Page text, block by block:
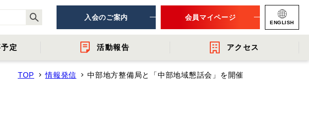
入会のご案内 会員マイページ
ENGLISH
- 組織概要・関連団体
- 会員一覧
- イベント・セミナー - 関連機関からのお知らせ
定 活動報告
する活動 - 提言・報告
アクセス
TOP 情報発信 中部地方整備局と「中部地域懇話会」を開催